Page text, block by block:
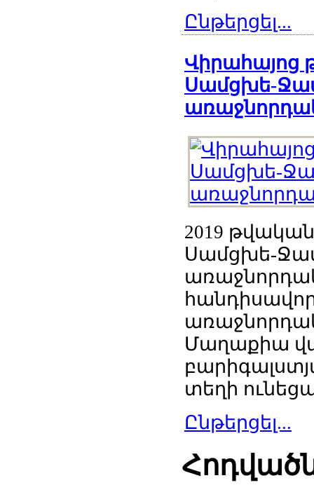
Ընթերցել...
Վիրահայոց
Սամցխե-
2019
Սամցխե-
Մաղաքիա
տեղի
Ընթերցել...